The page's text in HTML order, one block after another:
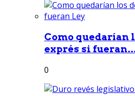
Como quedarían
exprés si
0